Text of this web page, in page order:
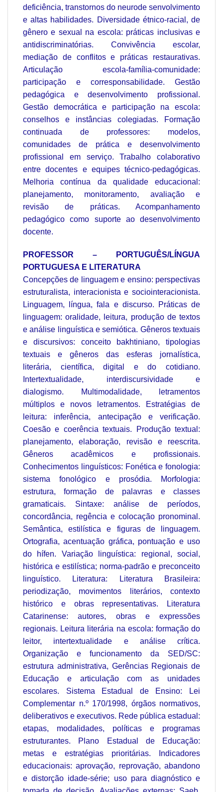
deficiência, transtornos do neurode senvolvimento
e altas habilidades. Diversidade étnico-racial, de
gênero e sexual na escola: práticas inclusivas e
antidiscriminatórias. Convivência escolar,
mediação de conflitos e práticas restaurativas.
Articulação escola-família-comunidade:
participação e corresponsabilidade. Gestão
pedagógica e desenvolvimento profissional.
Gestão democrática e participação na escola:
conselhos e instâncias colegiadas. Formação
continuada de professores: modelos,
comunidades de prática e desenvolvimento
profissional em serviço. Trabalho colaborativo
entre docentes e equipes técnico-pedagógicas.
Melhoria contínua da qualidade educacional:
planejamento, monitoramento, avaliação e
revisão de práticas. Acompanhamento
pedagógico como suporte ao desenvolvimento
docente.
PROFESSOR – PORTUGUÊS/LÍNGUA
PORTUGUESA E LITERATURA
Concepções de linguagem e ensino: perspectivas
estruturalista, interacionista e sociointeracionista.
Linguagem, língua, fala e discurso. Práticas de
linguagem: oralidade, leitura, produção de textos
e análise linguística e semiótica. Gêneros textuais
e discursivos: conceito bakhtiniano, tipologias
textuais e gêneros das esferas jornalística,
literária, científica, digital e do cotidiano.
Intertextualidade, interdiscursividade e
dialogismo. Multimodalidade, letramentos
múltiplos e novos letramentos. Estratégias de
leitura: inferência, antecipação e verificação.
Coesão e coerência textuais. Produção textual:
planejamento, elaboração, revisão e reescrita.
Gêneros acadêmicos e profissionais.
Conhecimentos linguísticos: Fonética e fonologia:
sistema fonológico e prosódia. Morfologia:
estrutura, formação de palavras e classes
gramaticais. Sintaxe: análise de períodos,
concordância, regência e colocação pronominal.
Semântica, estilística e figuras de linguagem.
Ortografia, acentuação gráfica, pontuação e uso
do hífen. Variação linguística: regional, social,
histórica e estilística; norma-padrão e preconceito
linguístico. Literatura: Literatura Brasileira:
periodização, movimentos literários, contexto
histórico e obras representativas. Literatura
Catarinense: autores, obras e expressões
regionais. Leitura literária na escola: formação do
leitor, intertextualidade e análise crítica.
Organização e funcionamento da SED/SC:
estrutura administrativa, Gerências Regionais de
Educação e articulação com as unidades
escolares. Sistema Estadual de Ensino: Lei
Complementar n.º 170/1998, órgãos normativos,
deliberativos e executivos. Rede pública estadual:
etapas, modalidades, políticas e programas
estruturantes. Plano Estadual de Educação:
metas e estratégias prioritárias. Indicadores
educacionais: aprovação, reprovação, abandono
e distorção idade-série; uso para diagnóstico e